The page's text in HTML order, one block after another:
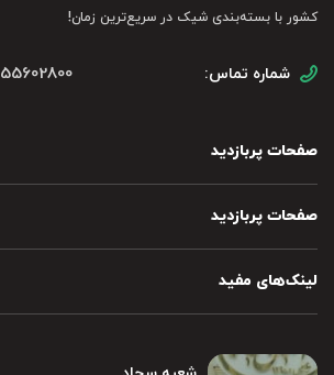
کشور با بسته‌بندی شیک در سریع‌ترین زمان!
شماره تماس:
صفحات پربازدید
صفحات پربازدید
لینک‌های مفید